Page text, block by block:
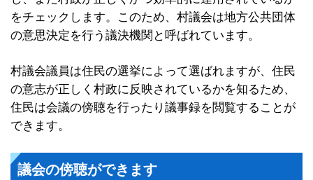
をチェックします。このため、村議会は地方公共団体
の意思決定を行う議決機関と呼ばれています。
村議会議員は住民の選挙によって選ばれますが、住民
の意志が正しく村政に反映されているかを知るため、
住民は会議の傍聴を行ったり議事録を閲覧することが
できます。
議会の傍聴ができます